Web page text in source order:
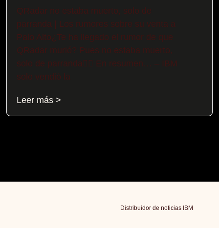
QRadar no estaba muerto, solo de
parranda | Los rumores sobre su venta a
Palo Alto¿Te ha llegado el rumor de que
QRadar murió? Pues no estaba muerto,
solo de parranda😶‍🌫️​ En resumen… – IBM
solo vendió la
Leer más >
Distribuidor de noticias IBM